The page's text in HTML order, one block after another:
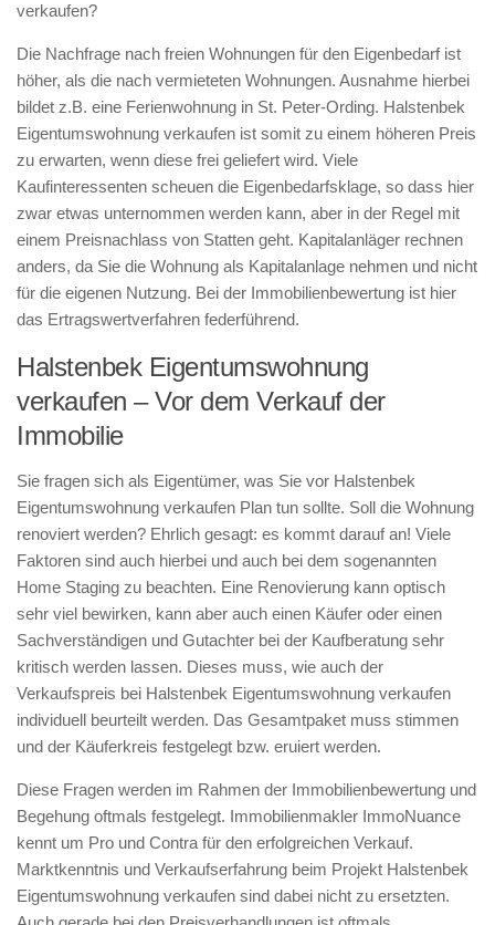
verkaufen?
Die Nachfrage nach freien Wohnungen für den Eigenbedarf ist
höher, als die nach vermieteten Wohnungen. Ausnahme hierbei
bildet z.B. eine Ferienwohnung in St. Peter-Ording. Halstenbek
Eigentumswohnung verkaufen ist somit zu einem höheren Preis
zu erwarten, wenn diese frei geliefert wird. Viele
Kaufinteressenten scheuen die Eigenbedarfsklage, so dass hier
zwar etwas unternommen werden kann, aber in der Regel mit
einem Preisnachlass von Statten geht. Kapitalanläger rechnen
anders, da Sie die Wohnung als Kapitalanlage nehmen und nicht
für die eigenen Nutzung. Bei der Immobilienbewertung ist hier
das Ertragswertverfahren federführend.
Halstenbek Eigentumswohnung
verkaufen – Vor dem Verkauf der
Immobilie
Sie fragen sich als Eigentümer, was Sie vor Halstenbek
Eigentumswohnung verkaufen Plan tun sollte. Soll die Wohnung
renoviert werden? Ehrlich gesagt: es kommt darauf an! Viele
Faktoren sind auch hierbei und auch bei dem sogenannten
Home Staging zu beachten. Eine Renovierung kann optisch
sehr viel bewirken, kann aber auch einen Käufer oder einen
Sachverständigen und Gutachter bei der Kaufberatung sehr
kritisch werden lassen. Dieses muss, wie auch der
Verkaufspreis bei Halstenbek Eigentumswohnung verkaufen
individuell beurteilt werden. Das Gesamtpaket muss stimmen
und der Käuferkreis festgelegt bzw. eruiert werden.
Diese Fragen werden im Rahmen der Immobilienbewertung und
Begehung oftmals festgelegt. Immobilienmakler ImmoNuance
kennt um Pro und Contra für den erfolgreichen Verkauf.
Marktkenntnis und Verkaufserfahrung beim Projekt Halstenbek
Eigentumswohnung verkaufen sind dabei nicht zu ersetzten.